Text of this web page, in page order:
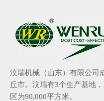
汶瑞机械（山东）有限公司
丘市。汶瑞有3个生产基地
区为90,000平方米。